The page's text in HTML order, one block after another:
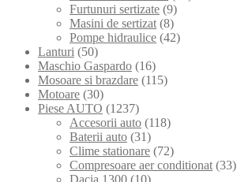
Furtunuri sertizate (9)
Masini de sertizat (8)
Pompe hidraulice (42)
Lanturi (50)
Maschio Gaspardo (16)
Mosoare si brazdare (115)
Motoare (30)
Piese AUTO (1237)
Accesorii auto (118)
Baterii auto (31)
Clime stationare (72)
Compresoare aer conditionat (33)
Dacia 1300 (10)